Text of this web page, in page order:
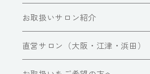
お取扱いサロン紹介
直営サロン（大阪・江津・浜田）